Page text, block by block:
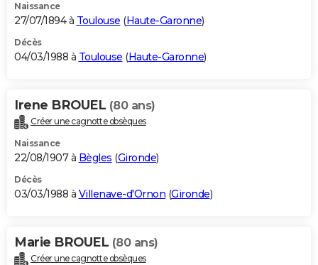
Naissance
27/07/1894 à Toulouse (Haute-Garonne)
Décès
04/03/1988 à Toulouse (Haute-Garonne)
Irene BROUEL (80 ans)
Créer une cagnotte obsèques
Naissance
22/08/1907 à Bègles (Gironde)
Décès
03/03/1988 à Villenave-d'Ornon (Gironde)
Marie BROUEL (80 ans)
Créer une cagnotte obsèques